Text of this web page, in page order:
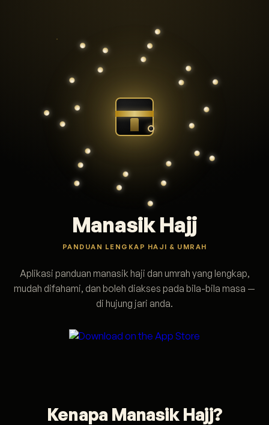
Manasik Hajj
PANDUAN LENGKAP HAJI & UMRAH
Aplikasi panduan manasik haji dan umrah yang lengkap,
mudah difahami, dan boleh diakses pada bila-bila masa —
di hujung jari anda.
Kenapa Manasik Hajj?